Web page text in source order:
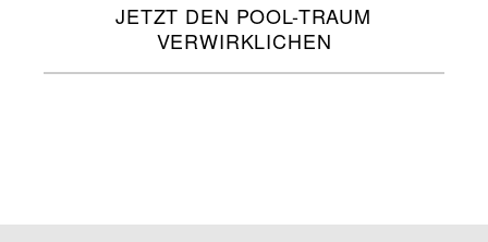
JETZT DEN POOL-TRAUM
VERWIRKLICHEN